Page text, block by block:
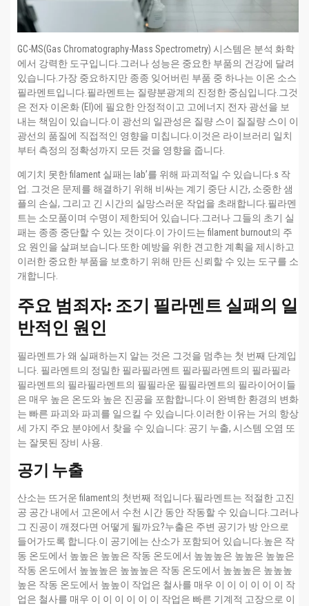
GC-MS(Gas Chromatography-Mass Spectrometry) 시스템은 분석 화학
에서 강력한 도구입니다.그러나 성능은 중요한 부품의 건강에 달려
있습니다.가장 중요하지만 종종 잊어버린 부품 중 하나는 이온 소스
필라멘트입니다.필라멘트는 질량분광계의 진정한 중심입니다.그것
은 전자 이온화 (EI)에 필요한 안정적이고 고에너지 전자 광선을 보
내는 책임이 있습니다.이 광선의 일관성은 질량 스이 질질량 스이 이
광선의 품질에 직접적인 영향을 미칩니다.이것은 라이브러리 일치
부터 측정의 정확성까지 모든 것을 영향을 줍니다.
예기치 못한 filament 실패는 lab’를 위해 파괴적일 수 있습니다.s 작
업. 그것은 문제를 해결하기 위해 비싸는 계기 중단 시간, 소중한 샘
플의 손실, 그리고 긴 시간의 실망스러운 작업을 초래합니다.필라멘
트는 소모품이며 수명이 제한되어 있습니다.그러나 그들의 초기 실
패는 종종 중단할 수 있는 것이다.이 가이드는 filament burnout의 주
요 원인을 살펴보습니다.또한 예방을 위한 견고한 계획을 제시하고
이러한 중요한 부품을 보호하기 위해 만든 신뢰할 수 있는 도구를 소
개합니다.
주요 범죄자: 조기 필라멘트 실패의 일
반적인 원인
필라멘트가 왜 실패하는지 알는 것은 그것을 멈추는 첫 번째 단계입
니다. 필라멘트의 정밀한 필라필라멘트 필라필라멘트의 필라필라
필라멘트의 필라필라멘트의 필필라운 필필라멘트의 필라이어이들
은 매우 높은 온도와 높은 진공을 포함합니다.이 완벽한 환경의 변화
는 빠른 파괴와 파괴를 일으킬 수 있습니다.이러한 이유는 거의 항상
세 가지 주요 분야에서 찾을 수 있습니다: 공기 누출, 시스템 오염 또
는 잘못된 장비 사용.
공기 누출
산소는 뜨거운 filament의 첫번째 적입니다.필라멘트는 적절한 고진
공 공간 내에서 고온에서 수천 시간 동안 작동할 수 있습니다.그러나
그 진공이 깨졌다면 어떻게 될까요?누출은 주변 공기가 방 안으로
들어가도록 합니다.이 공기에는 산소가 포함되어 있습니다.높은 작
동 온도에서 높높은 높높은 작동 온도에서 높높높은 높높은 높높은
작동 온도에서 높높높은 높높높은 작동 온도에서 높높높은 높높높
높은 작동 온도에서 높높이 작업은 철사를 매우 이 이 이 이 이 이 작
업은 철사를 매우 이 이 이 이 이 이 작업은 빠른 기계적 고장으로 이